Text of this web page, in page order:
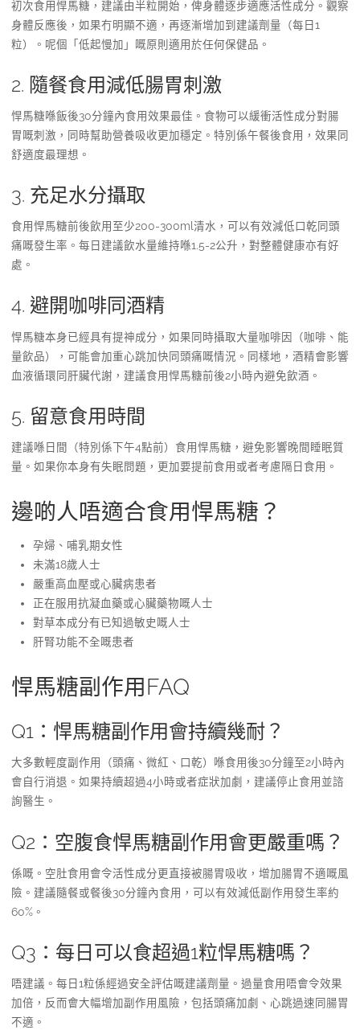
初次食用悍馬糖，建議由半粒開始，俾身體逐步適應活性成分。觀察
身體反應後，如果冇明顯不適，再逐漸增加到建議劑量（每日1
粒）。呢個「低起慢加」嘅原則適用於任何保健品。
2. 隨餐食用減低腸胃刺激
悍馬糖喺飯後30分鐘內食用效果最佳。食物可以緩衝活性成分對腸
胃嘅刺激，同時幫助營養吸收更加穩定。特別係午餐後食用，效果同
舒適度最理想。
3. 充足水分攝取
食用悍馬糖前後飲用至少200-300ml清水，可以有效減低口乾同頭
痛嘅發生率。每日建議飲水量維持喺1.5-2公升，對整體健康亦有好
處。
4. 避開咖啡同酒精
悍馬糖本身已經具有提神成分，如果同時攝取大量咖啡因（咖啡、能
量飲品），可能會加重心跳加快同頭痛嘅情況。同樣地，酒精會影響
血液循環同肝臟代謝，建議食用悍馬糖前後2小時內避免飲酒。
5. 留意食用時間
建議喺日間（特別係下午4點前）食用悍馬糖，避免影響晚間睡眠質
量。如果你本身有失眠問題，更加要提前食用或者考慮隔日食用。
邊啲人唔適合食用悍馬糖？
孕婦、哺乳期女性
未滿18歲人士
嚴重高血壓或心臟病患者
正在服用抗凝血藥或心臟藥物嘅人士
對草本成分有已知過敏史嘅人士
肝腎功能不全嘅患者
悍馬糖副作用FAQ
Q1：悍馬糖副作用會持續幾耐？
大多數輕度副作用（頭痛、微紅、口乾）喺食用後30分鐘至2小時內
會自行消退。如果持續超過4小時或者症狀加劇，建議停止食用並諮
詢醫生。
Q2：空腹食悍馬糖副作用會更嚴重嗎？
係嘅。空肚食用會令活性成分更直接被腸胃吸收，增加腸胃不適嘅風
險。建議隨餐或餐後30分鐘內食用，可以有效減低副作用發生率約
60%。
Q3：每日可以食超過1粒悍馬糖嗎？
唔建議。每日1粒係經過安全評估嘅建議劑量。過量食用唔會令效果
加倍，反而會大幅增加副作用風險，包括頭痛加劇、心跳過速同腸胃
不適。